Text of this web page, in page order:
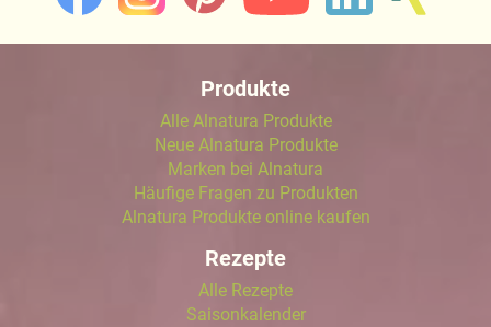
Produkte
Alle Alnatura Produkte
Neue Alnatura Produkte
Marken bei Alnatura
Häufige Fragen zu Produkten
Alnatura Produkte online kaufen
Rezepte
Alle Rezepte
Saisonkalender